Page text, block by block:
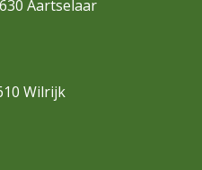
Aartselaar
Wilrijk